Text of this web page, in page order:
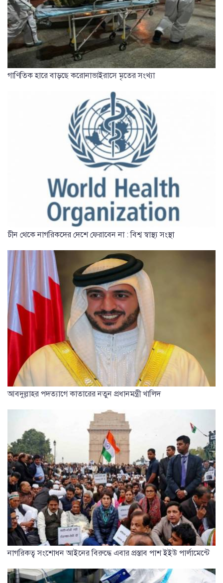
গাণিতিক হারে বাড়ছে করোনাভাইরাসে মৃতের সংখ্যা
চীন থেকে নাগরিকদের দেশে ফেরাবেন না : বিশ্ব স্বাস্থ্য সংস্থা
আবদুল্লাহর পদত্যাগে কাতারের নতুন প্রধানমন্ত্রী খালিদ
নাগরিকত্ব সংশোধন আইনের বিরুদ্ধে এবার প্রস্তাব পাশ ইইউ পার্লামেন্টে